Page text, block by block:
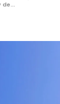
de...